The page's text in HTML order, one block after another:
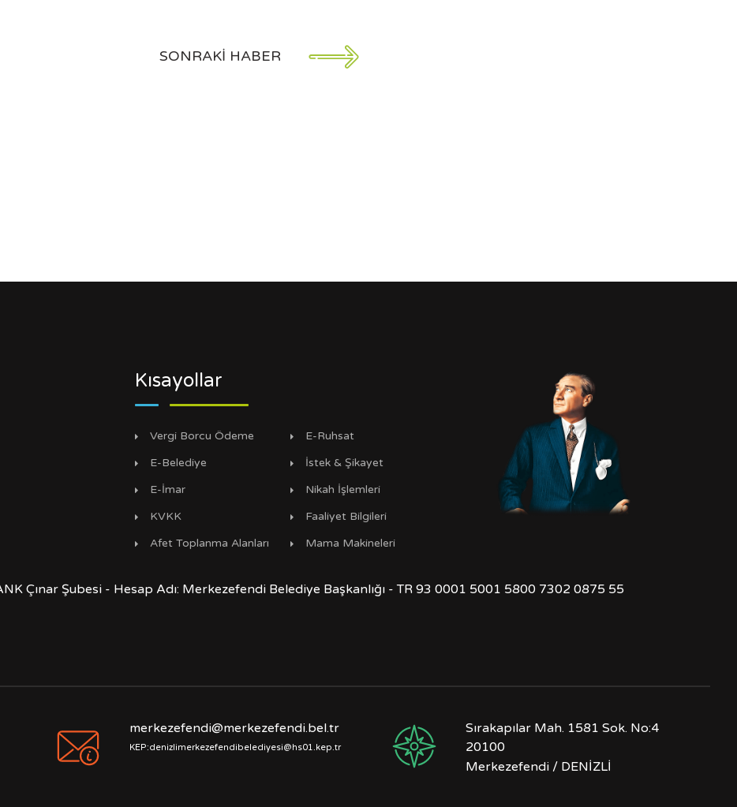
SONRAKI HABER
Kısayollar
Vergi Borcu Ödeme
E-Belediye
E-İmar
KVKK
Afet Toplanma Alanları
E-Ruhsat
İstek & Şikayet
Nikah İşlemleri
Faaliyet Bilgileri
Mama Makineleri
Çınar Şubesi - Hesap Adı: Merkezefendi Belediye Başkanlığı - TR 93 0001 5001 5800 7302 0875 55
merkezefendi@merkezefendi.bel.tr
KEP:denizlimerkezefendibelediyesi@hs01.kep.tr
Sırakapılar Mah. 1581 Sok. No:4
20100
Merkezefendi / DENİZLİ